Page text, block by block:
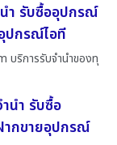
ำ รับซื้ออุปกรณ์
ปกรณ์ไอที
บริการรับจำนำของทุ
นำ รับซื้อ
ากขายอุปกรณ์